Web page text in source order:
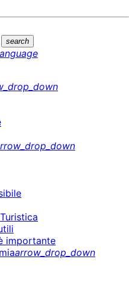
search
importante
arrow_drop_down